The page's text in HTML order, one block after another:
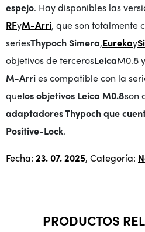
espejo. Hay disponibles las
RFyM-Arri, que son totalmente
seriesThypoch Simera,Eurekay
objetivos de tercerosLeicaM0.8
M-Arries compatible con la
quelos objetivos Leica M0.8son
adaptadores Thypoch que
Positive-Lock.
Fecha: 23. 07. 2025, Categoría:
PRODUCTOS